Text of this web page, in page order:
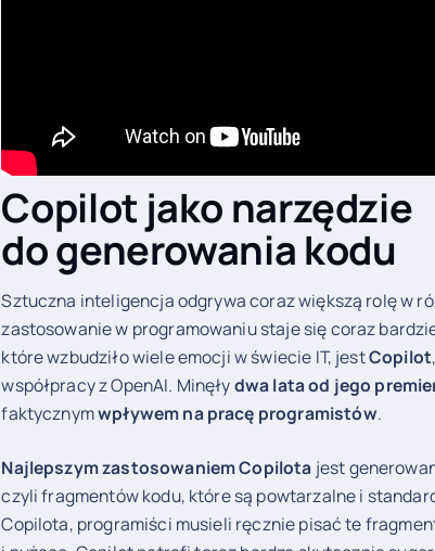
Copilot jako narzędzie
do generowania kodu
Sztuczna inteligencja odgrywa coraz większą rolę w
zastosowanie w programowaniu staje się coraz
które wzbudziło wiele emocji w świecie IT, jestCopilot
współpracy z OpenAI. Minęłydwa lata od jego
faktycznymwpływem na pracę programistów.
Najlepszym zastosowaniem Copilota jest
czyli fragmentów kodu, które są powtarzalne i
Copilota, programiści musieli ręcznie pisać te